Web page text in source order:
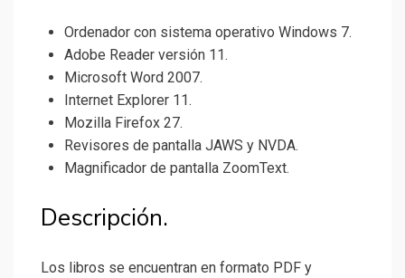
Ordenador con sistema operativo Windows 7.
Adobe Reader versión 11.
Microsoft Word 2007.
Internet Explorer 11.
Mozilla Firefox 27.
Revisores de pantalla JAWS y NVDA.
Magnificador de pantalla ZoomText.
Descripción.
Los libros se encuentran en formato PDF y